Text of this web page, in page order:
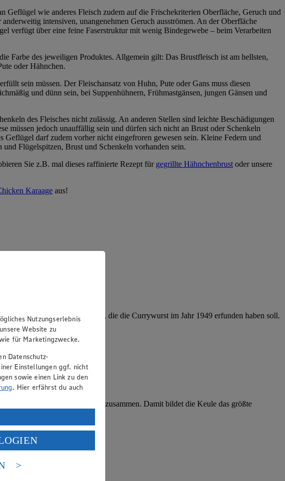
Geflügel wie anderes Fleisch zudem auf die Frischekriterien Oberfläche, Geruch und
intensiven, unangenehmen Geruch ausströmen. An der Oberfläche
verfügt über eine feine Faserstruktur mit wenig Bindegewebe – beim Verarbeiten
Farbe des jeweiligen Produktes. Allgemein gilt: Das Brustfleisch ist am hellsten,
oder Hähnchen.
sein müssen. Der Fleischansatz von Huhn, Pute oder Gans muss diesen
und dünn sein, bei Suppenhühnern, Frühmastgänsen, jungen Gänsen und
des Fleisches nicht zulässig. An anderen Stellen sind leichte Beschädigungen
müssen jedoch unauffällig sein und dürfen sich nicht an Brust oder Schenkeln
darf zudem vorher nicht eingefroren gewesen sein. Kleine Federn und
Flügelspitzen, Brust und Schenkeln vorhanden sein.
Sie z.B. mal dieses raffinierte Rezept für gegrillte Hähnchenbrustoder unsere
Karaage aus!
Herta Heuwer aus Berlin, die die Currywurst im Jahr 1949 erfunden haben soll.
Hüfte, Rolle, Haxe und Nuss zusammen. Damit bildet die Keule das größte
Nutzungserlebnis
Website zu
für Marketingzwecke.
Datenschutz-
Einstellungen ggf. nicht
sowie einen Link zu den
. Hier erfährst du auch
und YouTube:
1 Satz 1 lit. a) DSGVO
die USA als Land mit
an. Es besteht das